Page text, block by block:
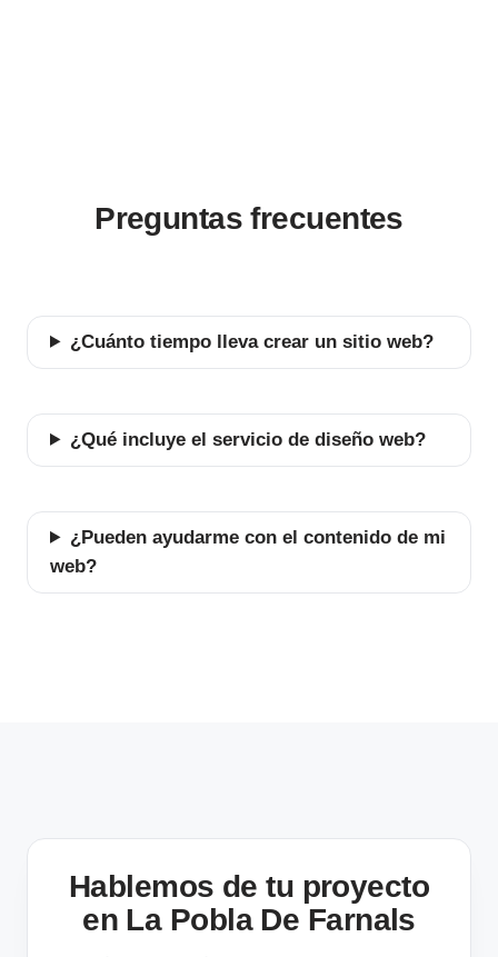
Preguntas frecuentes
¿Cuánto tiempo lleva crear un sitio web?
¿Qué incluye el servicio de diseño web?
¿Pueden ayudarme con el contenido de mi
web?
Hablemos de tu proyecto
en La Pobla De Farnals